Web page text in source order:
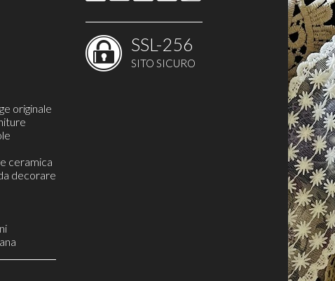
originale
ceramica
decorare
SSL-256
SITO SICURO